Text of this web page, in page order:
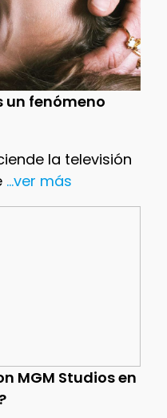
un fenómeno
la televisión
...ver más
MGM Studios en